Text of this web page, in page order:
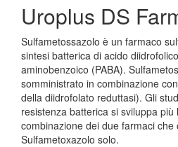
Uroplus DS
Sulfametossazolo è un farmaco
sintesi batterica di acido
aminobenzoico (PABA).
somministrato in combinazione
della diidrofolato reduttasi). Gli
resistenza batterica si sviluppa
combinazione dei due farmaci che
Sulfametoxazolo solo.